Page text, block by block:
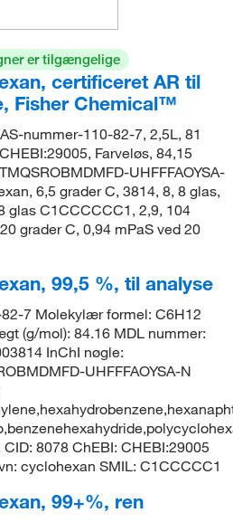
er tilgængelige
certificeret AR til
Fisher Chemical™
nummer-110-82-7, 2,5L, 81
Farveløs, 84,15
UHFFFAOYSA-
6,5 grader C, 3814, 8, 8 glas,
glas C1CCCCCC1, 2,9, 104
grader C, 0,94 mPaS ved 20
99,5 %, til analyse
7 Molekylær formel: C6H12
(g/mol): 84.16 MDL nummer:
InChI nøgle:
UHFFFAOYSA-N
8078 ChEBI: CHEBI:29005
cyclohexan SMIL: C1CCCCC1
99+%, ren